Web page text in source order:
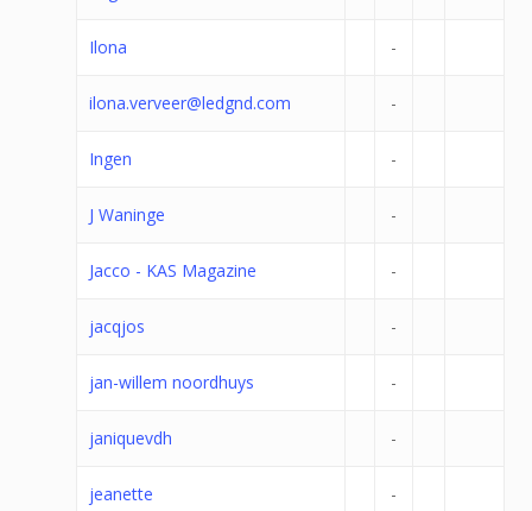
Ilona -
ilona.verveer@ledgnd.com -
Ingen -
J Waninge -
Jacco - KAS Magazine -
jacqjos -
jan-willem noordhuys -
janiquevdh -
jeanette -